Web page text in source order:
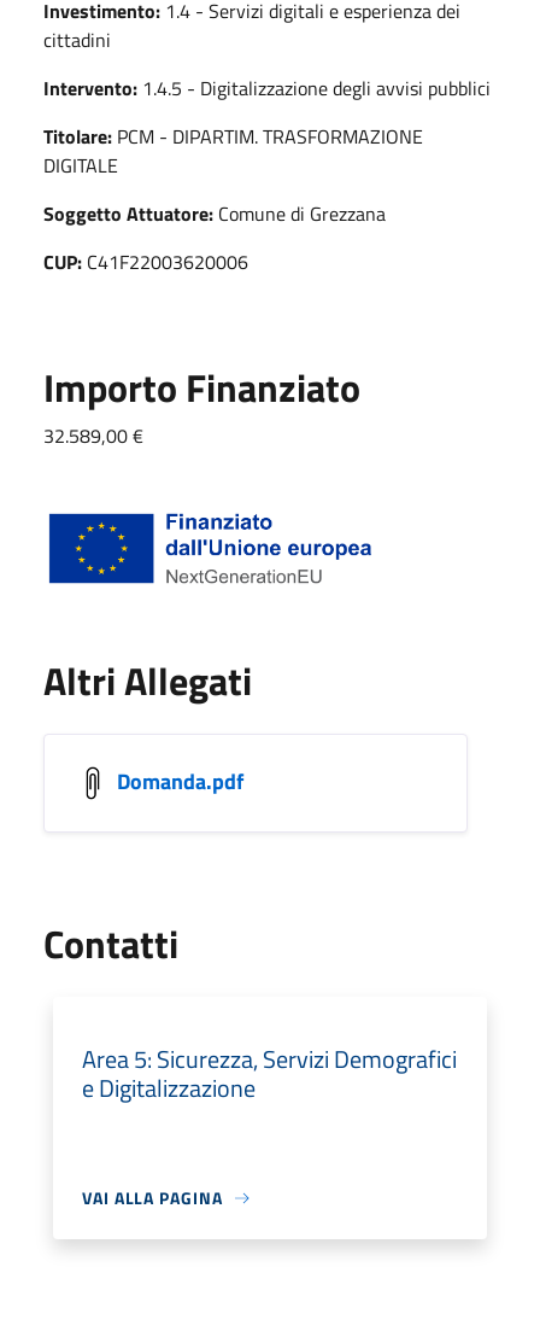
Investimento: 1.4 - Servizi digitali e esperienza dei
cittadini
Intervento: 1.4.5 - Digitalizzazione degli avvisi pubblici
Titolare: PCM - DIPARTIM. TRASFORMAZIONE
DIGITALE
Soggetto Attuatore: Comune di Grezzana
CUP: C41F22003620006
Importo Finanziato
32.589,00 €
Altri Allegati
Domanda.pdf
Contatti
Area 5: Sicurezza, Servizi Demografici
e Digitalizzazione
VAI ALLA PAGINA